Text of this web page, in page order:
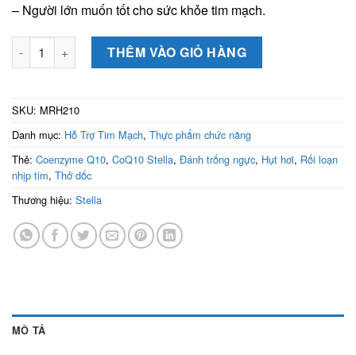
– Người lớn muốn tốt cho sức khỏe tim mạch.
Coenzyme Q10 CoQ10 Stella (Hộp 30 viên) - Giúp chống
THÊM VÀO GIỎ HÀNG
SKU: MRH210
Danh mục: Hỗ Trợ Tim Mạch, Thực phẩm chức năng
Thẻ: Coenzyme Q10, CoQ10 Stella, Đánh trống ngực, Hụt hơi, Rối loạn
nhịp tim, Thở dốc
Thương hiệu: Stella
MÔ TẢ